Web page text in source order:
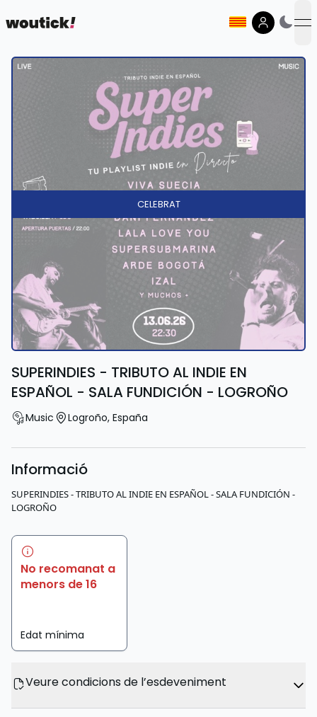
CELEBRAT
SUPERINDIES - TRIBUTO AL INDIE EN
ESPAÑOL - SALA FUNDICIÓN - LOGROÑO
Music Logroño, España
Informació
SUPERINDIES - TRIBUTO AL INDIE EN ESPAÑOL - SALA FUNDICIÓN -
LOGROÑO
No recomanat a
menors de 16
Edat mínima
Veure condicions de l’esdeveniment